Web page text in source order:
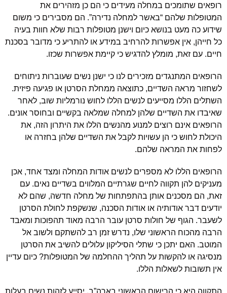
רופאים שתומכים במחלה מעידים כי הם כן מזהירים את
המטופלות שלהם “באשר למחלה נדירה”. הם מסבירים כי משום
שידוע כה מעט בנושא כיום וישנן מטופלות רבות שלא חוות בעיה
כל חייהן, אין אפשרות להרחיב במידע או להתריע כי מדובר בסכנת
חיים. עם זאת, מומלץ להדגיש כי קיימת אפשרות שכזו.
הרופאים המתנגדים מזכירים לנו כי ישנן נשים שעוברות ניתוחים
לשחזור מראה השדיים, כתוצאה ממחלת הסרטן או פגיעה פיזית.
השתלים הללו מסייעים לנשים הללו לחוש נורמליות שוב, לאחר
שאיבדו את השדיים שלהן למחלה שמלאה בקשיים ובחוסר אונים.
הרופאים אינם רוצים למנוע מהנשים הללו את היתרון הזה, את
היכולת לחוש כי הן עשויות לקבל את השדיים שלהן בחזרה או
לפחות את המראה שלהם.
הרופאים הללו לא מספרים לנשים אודות המחלה ומצד אחד, אכן
מעניקים להן תקווה לחיים שגרתיים המלווים בשדיים נאים. עם
זאת, הם מסכנים אותן בהתפתחות של מחלה חדשה, שהם לא
יודעים דבר אודותיה או אודות הסכנה, שנשקפת לחולת הסרטן
לשעבר. הגוף של חולות סרטן עובר הרבה מאוד תהפוכות ומאבד
הרבה מהכוח הראשוני שלו, נדרש זמן רב להשתקם ולשוב אל
המוטב. האם יתכן כי שתלי הסיליקון עלולים להשיב את הסרטן
מנסיגה או להקשות על תהליך ההחלמה של המטופלות? כיום עדיין
אין תשובות לשאלות הללו.
התקווה היא כי הרישום הראשוני בארה”ב, יסייע לזהות נשים בעלות